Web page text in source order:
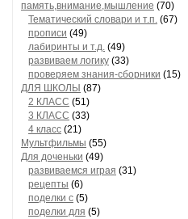
память,внимание,мышление (70)
Тематический словари и т.п. (67)
прописи (49)
лабиринты и т.д. (49)
развиваем логику (33)
проверяем знания-сборники (15)
ДЛЯ ШКОЛЫ (87)
2 КЛАСС (51)
3 КЛАСС (33)
4 класс (21)
Мультфильмы (55)
Для доченьки (49)
развиваемся играя (31)
рецепты (6)
поделки с (5)
поделки для (5)